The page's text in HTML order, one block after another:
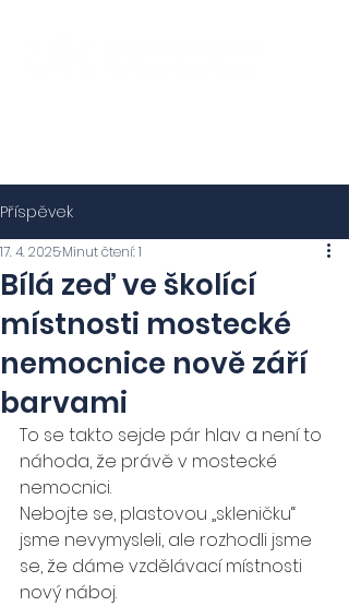
Příspěvek
Bílá zeď ve školící
místnosti mostecké
nemocnice nově září
barvami
17. 4. 2025Minut čtení: 1
To se takto sejde pár hlav a není to
náhoda, že právě v mostecké
nemocnici.
Nebojte se, plastovou „skleničku“
jsme nevymysleli, ale rozhodli jsme
se, že dáme vzdělávací místnosti
nový náboj.